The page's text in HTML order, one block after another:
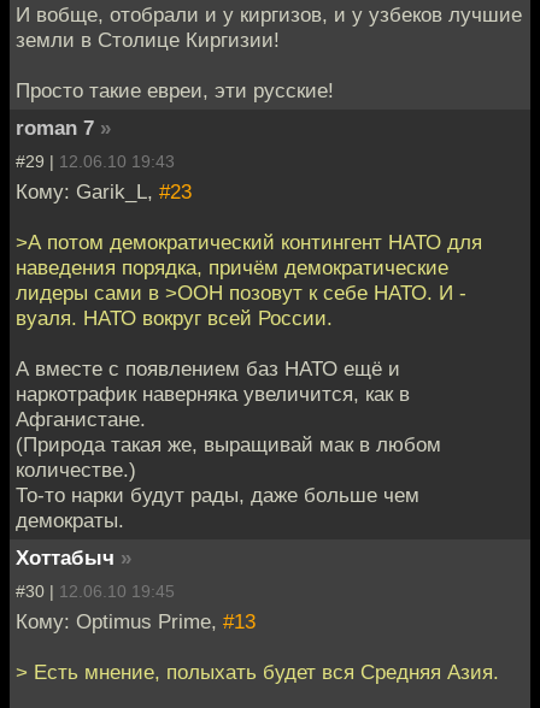
И вобще, отобрали и у киргизов, и у узбеков лучшие
земли в Столице Киргизии!
Просто такие евреи, эти русские!
roman 7 »
#29 | 12.06.10 19:43
Кому: Garik_L, #23
>А потом демократический контингент НАТО для
наведения порядка, причём демократические
лидеры сами в >ООН позовут к себе НАТО. И -
вуаля. НАТО вокруг всей России.
А вместе с появлением баз НАТО ещё и
наркотрафик наверняка увеличится, как в
Афганистане.
(Природа такая же, выращивай мак в любом
количестве.)
То-то нарки будут рады, даже больше чем
демократы.
Хоттабыч »
#30 | 12.06.10 19:45
Кому: Optimus Prime, #13
> Есть мнение, полыхать будет вся Средняя Азия.